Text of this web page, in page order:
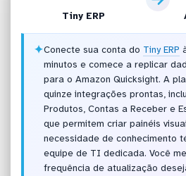
Tiny ERP
✦Conecte sua conta do Tiny ERP
minutos e comece a replicar
para o Amazon Quicksight. A
quinze integrações prontas,
Produtos, Contas a Receber e
que permitem criar painéis
necessidade de conhecimento
equipe de TI dedicada. Você
frequência de atualização